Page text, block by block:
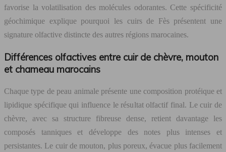
favorise la volatilisation des molécules odorantes. Cette spécificité
géochimique explique pourquoi les cuirs de Fès présentent une
signature olfactive distincte des autres régions marocaines.
Différences olfactives entre cuir de chèvre, mouton
et chameau marocains
Chaque type de peau animale présente une composition protéique et
lipidique spécifique qui influence le résultat olfactif final. Le cuir de
chèvre, avec sa structure fibreuse dense, retient davantage les
composés tanniques et développe des notes plus intenses et
persistantes. Le cuir de mouton, plus poreux, évacue plus facilement